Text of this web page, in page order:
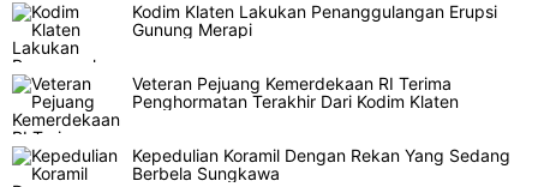
Kodim Klaten Lakukan Penanggulangan Erupsi
Gunung Merapi
Veteran Pejuang Kemerdekaan RI Terima
Penghormatan Terakhir Dari Kodim Klaten
Kepedulian Koramil Dengan Rekan Yang Sedang
Berbela Sungkawa